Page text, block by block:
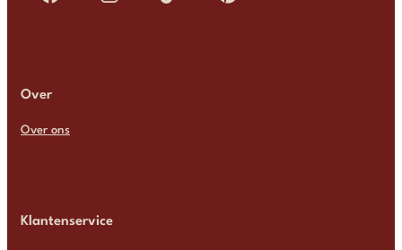
Over
Over ons
Klantenservice